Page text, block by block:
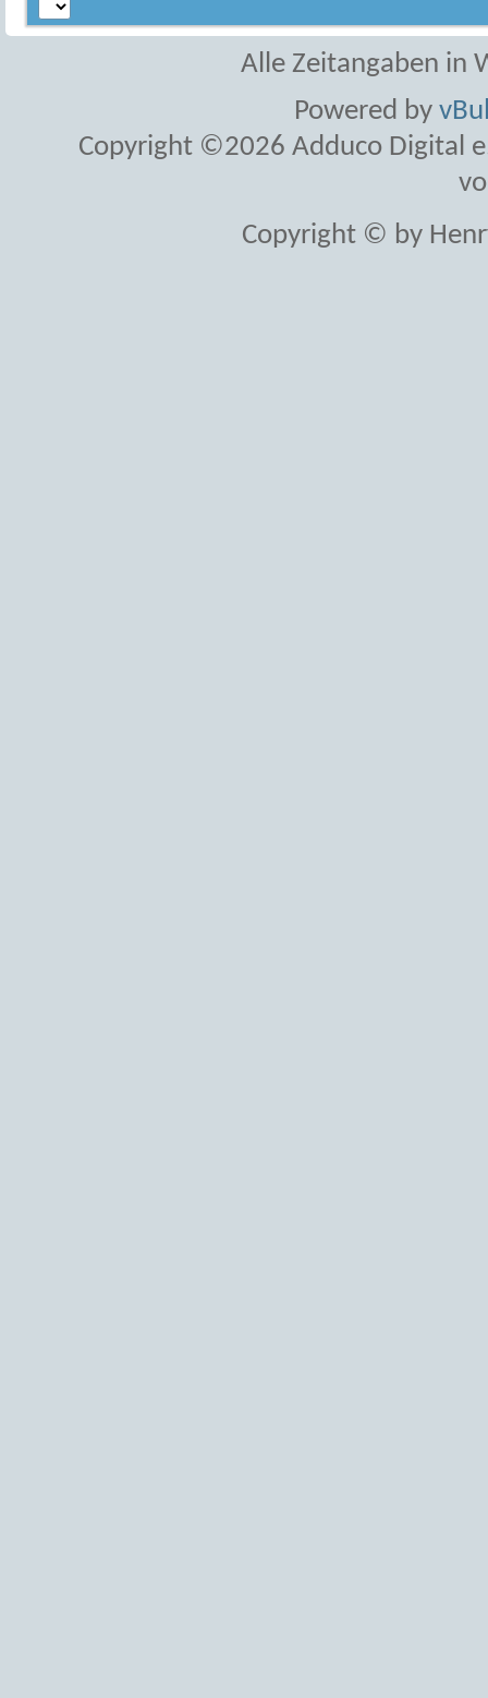
Alle Zeitangaben in
Powered by
Copyright ©2026 Adduco Digital
Copyright © by